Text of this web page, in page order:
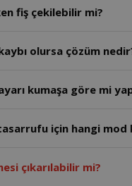
Buhar Kazanlı Ütü çalışırken fiş çekilebilir mi?
Buhar Kazanlı Ütü buhar kaybı olursa çözüm
Steamlıne Buhar Kazanlı Ütü buhar ayarı kumaşa
için hangi mod
çıkarılabilir mi?